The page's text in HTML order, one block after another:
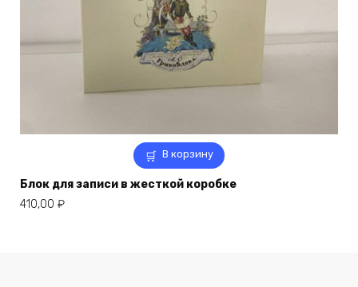
В корзину
Блок для записи в жесткой коробке
410,00 ₽